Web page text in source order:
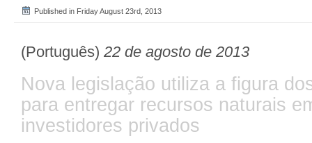
Published in Friday August 23rd, 2013
(Português) 22 de agosto de 2013
Nova legislação utiliza a figura
para entregar recursos naturais
investidores privados